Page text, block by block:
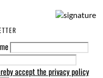
accept the privacy policy